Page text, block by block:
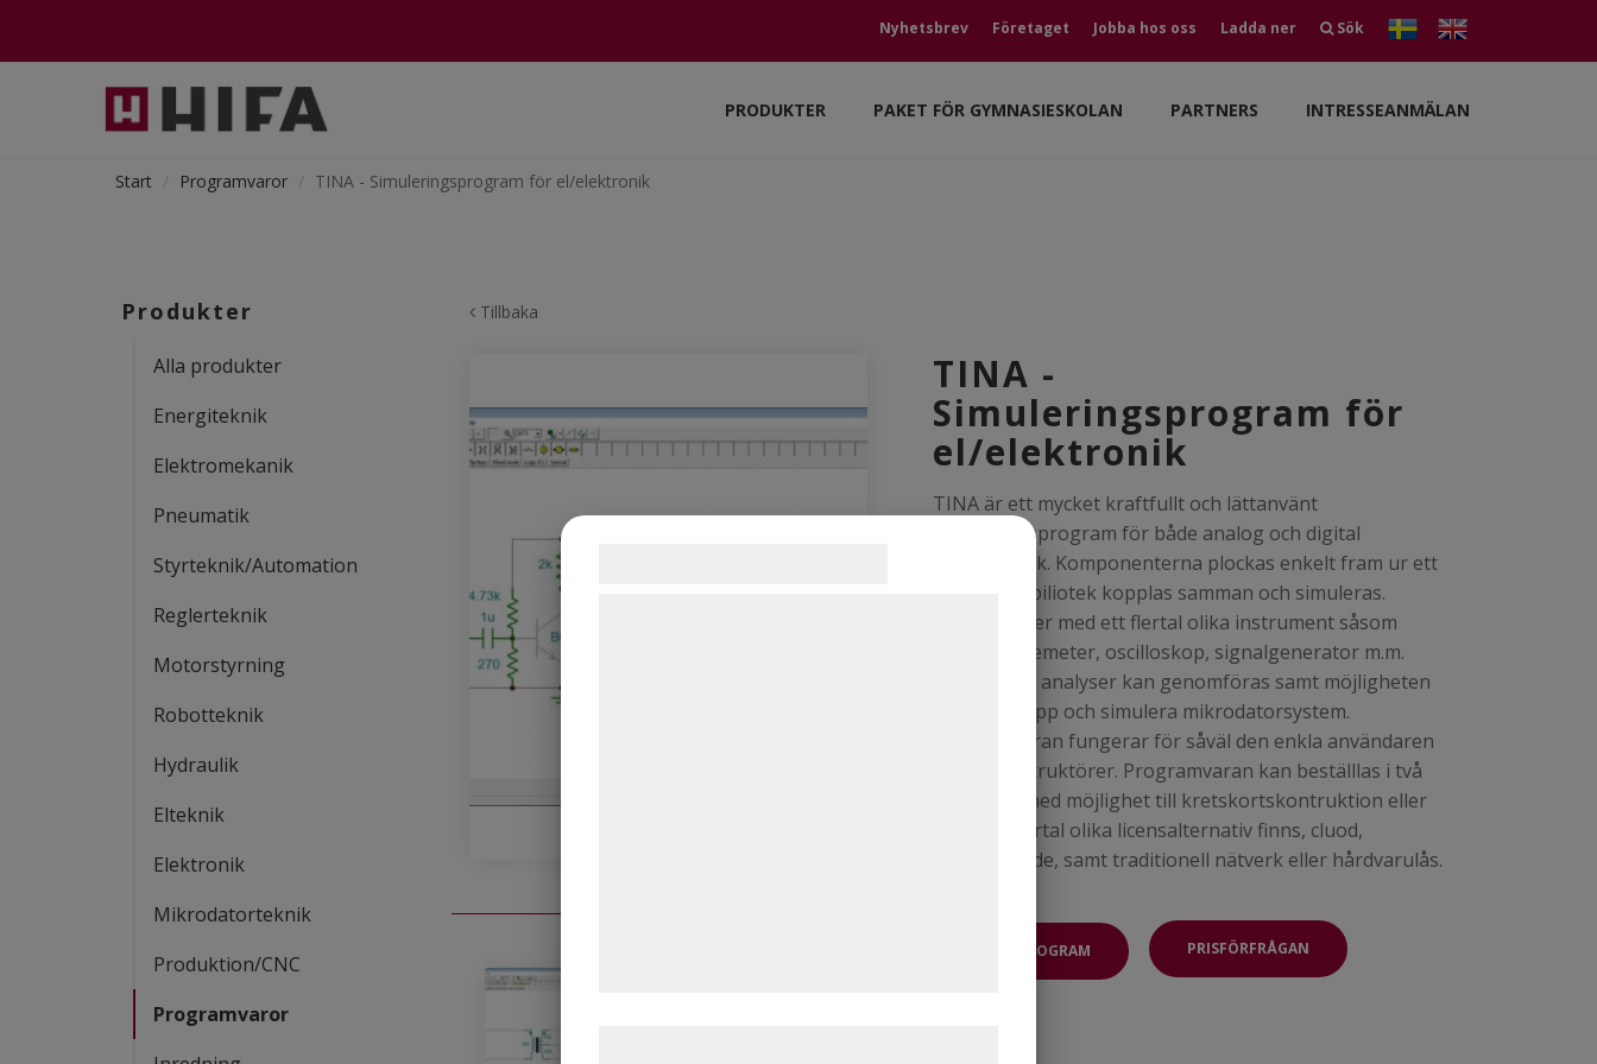
Nyhetsbrev Företaget Jobba hos oss Ladda ner Sök
PRODUKTER PAKET FÖR GYMNASIESKOLAN PARTNERS INTRESSEANMÄLAN
Start Programvaror TINA - Simuleringsprogram för el/elektronik
Produkter
Alla produkter
Energiteknik
Elektromekanik
Pneumatik
Styrteknik/Automation
Reglerteknik
Motorstyrning
Robotteknik
Hydraulik
Elteknik
Elektronik
Mikrodatorteknik
Produktion/CNC
Programvaror
Tillbaka
TINA -
Simuleringsprogram för
el/elektronik
TINA är ett mycket kraftfullt och lättanvänt
simuleringsprogram för både analog och digital
el/elektronik. Komponenterna plockas enkelt fram ur ett
antal olika biliotek kopplas samman och simuleras.
Mätning sker med ett flertal olika instrument såsom
volt/amperemeter, oscilloskop, signalgenerator m.m.
Avancerade analyser kan genomföras samt möjligheten
att bygga upp och simulera mikrodatorsystem.
Programvaran fungerar för såväl den enkla användaren
såsom kontruktörer. Programvaran kan beställlas i två
versioner med möjlighet till kretskortskontruktion eller
utan. Ett flertal olika licensalternativ finns, cluod,
årsbasserade, samt traditionell nätverk eller hårdvarulås.
DEMOPROGRAM PRISFÖRFRÅGAN